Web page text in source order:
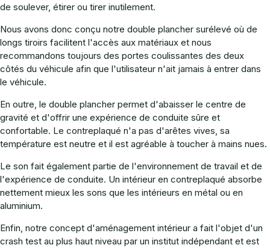
de soulever, étirer ou tirer inutilement.
Nous avons donc conçu notre double plancher surélevé où de
longs tiroirs facilitent l'accès aux matériaux et nous
recommandons toujours des portes coulissantes des deux
côtés du véhicule afin que l'utilisateur n'ait jamais à entrer dans
le véhicule.
En outre, le double plancher permet d'abaisser le centre de
gravité et d'offrir une expérience de conduite sûre et
confortable. Le contreplaqué n'a pas d'arêtes vives, sa
température est neutre et il est agréable à toucher à mains nues.
Le son fait également partie de l'environnement de travail et de
l'expérience de conduite. Un intérieur en contreplaqué absorbe
nettement mieux les sons que les intérieurs en métal ou en
aluminium.
Enfin, notre concept d'aménagement intérieur a fait l'objet d'un
crash test au plus haut niveau par un institut indépendant et est